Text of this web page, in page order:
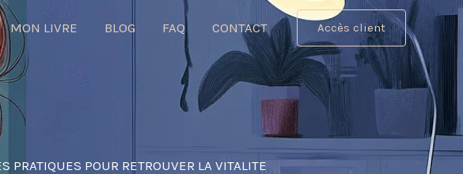
MON LIVRE BLOG FAQ CONTACT Accès client
PRATIQUES POUR RETROUVER LA VITALITE